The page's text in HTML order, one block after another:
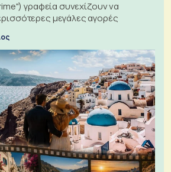
γραφεία συνεχίζουν να
μεγάλες αγορές